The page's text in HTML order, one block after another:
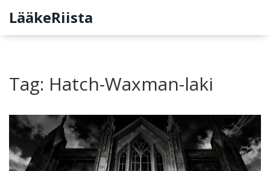
LääkeRiista
Tag: Hatch-Waxman-laki